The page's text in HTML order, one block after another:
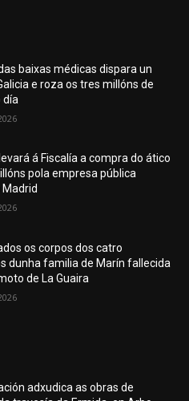
baixas médicas dispara un
e roza os tres millóns de
día
á Fiscalía a compra do ático
pola empresa pública
Madrid
os corpos dos catro
dunha familia de Marín fallecida
de La Guaira
adxudica as obras de